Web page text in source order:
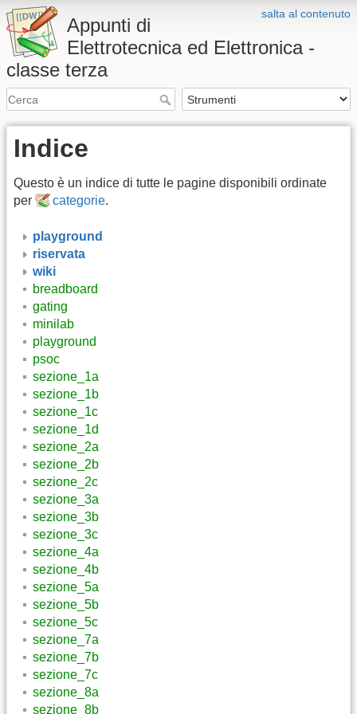
salta al contenuto
Appunti di
Elettrotecnica ed Elettronica -
classe terza
Indice
Questo è un indice di tutte le pagine disponibili ordinate
per
categorie.
playground
riservata
wiki
breadboard
gating
minilab
playground
psoc
sezione_1a
sezione_1b
sezione_1c
sezione_1d
sezione_2a
sezione_2b
sezione_2c
sezione_3a
sezione_3b
sezione_3c
sezione_4a
sezione_4b
sezione_5a
sezione_5b
sezione_5c
sezione_7a
sezione_7b
sezione_7c
sezione_8a
sezione_8b